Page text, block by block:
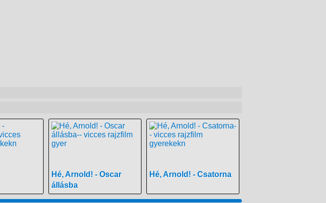
Hé, Arnold! - Oscar
állásba
Hé, Arnold! - Csatorna